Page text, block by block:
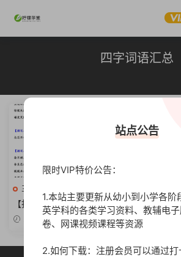
四字词语汇总
三年级语文上册
【打印版】小学三年级上册语
文作文常用描写各类类型：四
字词语汇总【5页PDF文档】
2023-08-15
站点公告
限时VIP特价公告：
1.本站主要更新从幼小到小学各阶
英学科的各类学习资料、教辅电
卷、网课视频课程等资源
2.如何下载：注册会员可以通过